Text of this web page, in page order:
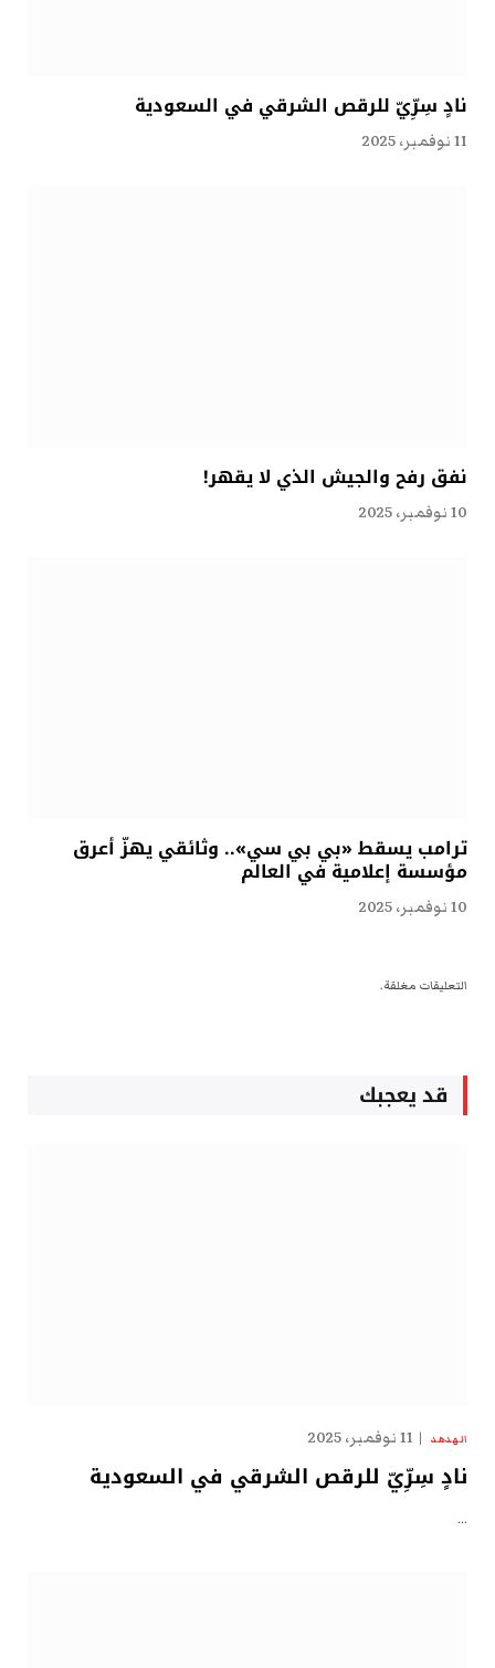
نادٍ سِرِّيّ للرقص الشرقي في السعودية
11 نوفمبر، 2025
نفق رفح والجيش الذي لا يقهر!
10 نوفمبر، 2025
ترامب يسقط «بي بي سي».. وثائقي يهزّ أعرق
مؤسسة إعلامية في العالم
10 نوفمبر، 2025
التعليقات مغلقة.
قد يعجبك
الهدهد 11 نوفمبر، 2025
نادٍ سِرِّيّ للرقص الشرقي في السعودية
…